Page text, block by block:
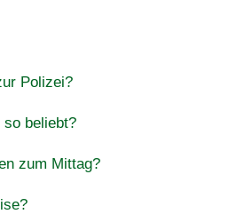
Polizei?
beliebt?
zum Mittag?